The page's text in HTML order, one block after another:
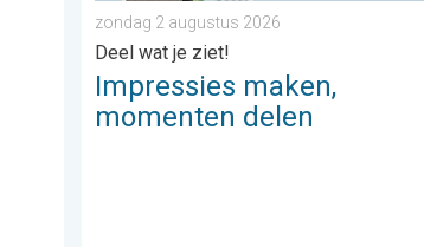
zondag 2 augustus 2026
Deel wat je ziet!
Impressies maken,
momenten delen